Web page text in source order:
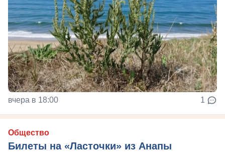
вчера в 18:00 1
Общество
Билеты на «Ласточки» из Анапы